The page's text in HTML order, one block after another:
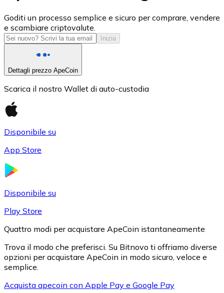
USD Coin
USDC
Goditi un processo semplice e sicuro per comprare, vendere
e scambiare criptovalute.
Inizia
Dettagli prezzo ApeCoin
Scarica il nostro Wallet di auto-custodia
Disponibile su
App Store
Disponibile su
Play Store
Quattro modi per acquistare ApeCoin istantaneamente
Trova il modo che preferisci. Su Bitnovo ti offriamo diverse
opzioni per acquistare ApeCoin in modo sicuro, veloce e
semplice.
Acquista apecoin con Apple Pay e Google Pay